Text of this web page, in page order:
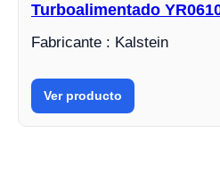
Turboalimentado
Fabricante : Kalstein
Ver producto